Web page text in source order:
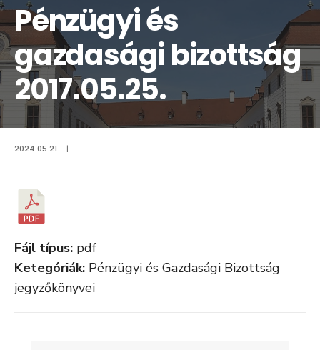
Pénzügyi és
gazdasági bizottság
2017.05.25.
2024.05.21. |
Fájl típus: pdf
Ketegóriák: Pénzügyi és Gazdasági Bizottság
jegyzőkönyvei